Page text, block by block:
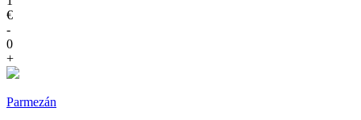
€
-
0
+
Parmezán